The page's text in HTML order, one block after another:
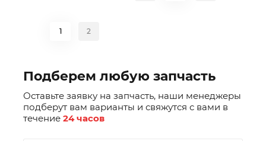
1 2
Подберем любую запчасть
Оставьте заявку на запчасть, наши менеджеры
подберут вам варианты и свяжутся с вами в
течение 24 часов